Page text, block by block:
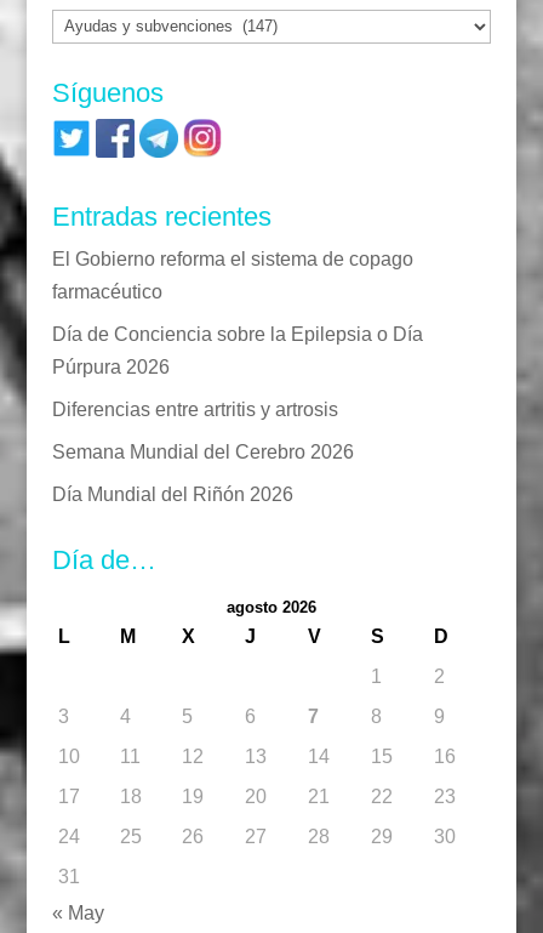
Categorías
Síguenos
Entradas recientes
El Gobierno reforma el sistema de copago
farmacéutico
Día de Conciencia sobre la Epilepsia o Día
Púrpura 2026
Diferencias entre artritis y artrosis
Semana Mundial del Cerebro 2026
Día Mundial del Riñón 2026
Día de…
agosto 2026
L M X J V S
D
1
2
3
4 5 6 7 8
9
10
11 12 13 14 15
16
17
18 19 20 21 22
23
24
25 26 27 28 29
30
31
« May